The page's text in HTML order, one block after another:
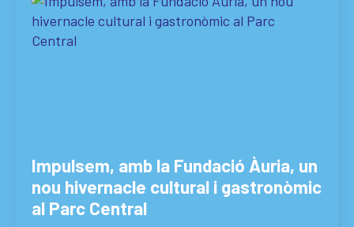
Impulsem, amb la Fundació Àuria, un
nou hivernacle cultural i gastronòmic
al Parc Central